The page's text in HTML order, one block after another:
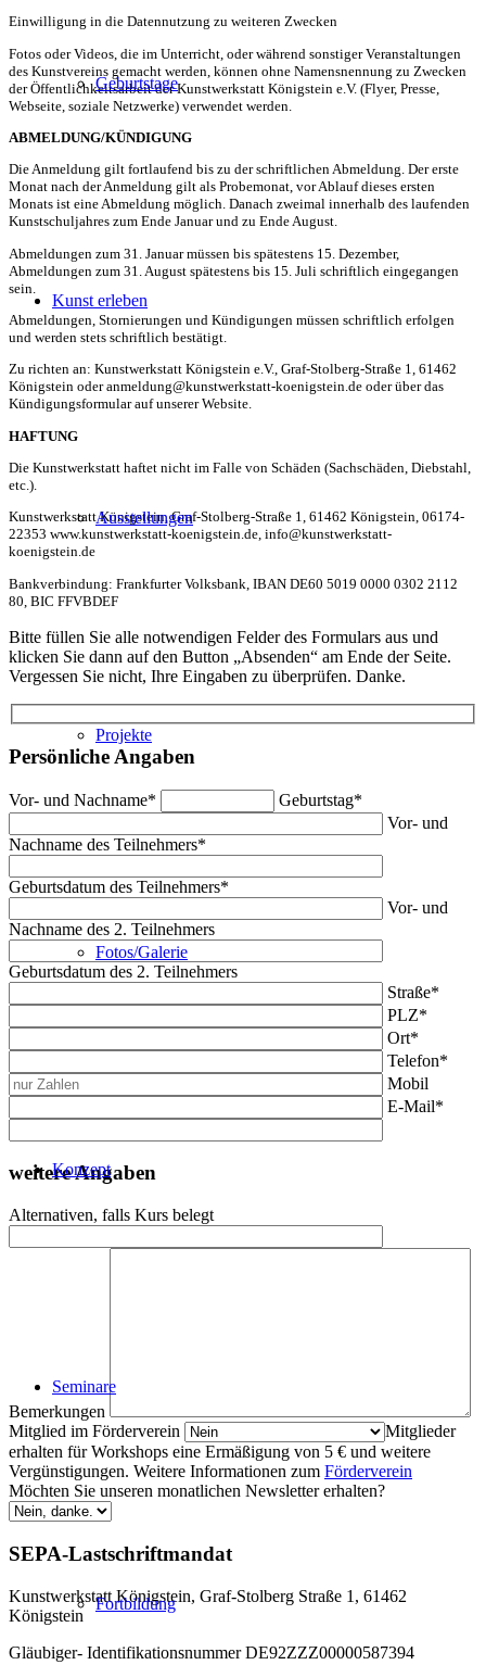
Geburtstage
Kunst erleben
Ausstellungen
Projekte
Fotos/Galerie
Konzept
Seminare
Fortbildung
Einwilligung in die Datennutzung zu weiteren Zwecken
Fotos oder Videos, die im Unterricht, oder während sonstiger Veranstaltungen
des Kunstvereins gemacht werden, können ohne Namensnennung zu Zwecken
der Öffentlichkeitsarbeit der Kunstwerkstatt Königstein e.V. (Flyer, Presse,
Webseite, soziale Netzwerke) verwendet werden.
ABMELDUNG/KÜNDIGUNG
Die Anmeldung gilt fortlaufend bis zu der schriftlichen Abmeldung. Der erste
Monat nach der Anmeldung gilt als Probemonat, vor Ablauf dieses ersten
Monats ist eine Abmeldung möglich. Danach zweimal innerhalb des laufenden
Kunstschuljahres zum Ende Januar und zu Ende August.
Abmeldungen zum 31. Januar müssen bis spätestens 15. Dezember,
Abmeldungen zum 31. August spätestens bis 15. Juli schriftlich eingegangen
sein.
Abmeldungen, Stornierungen und Kündigungen müssen schriftlich erfolgen
und werden stets schriftlich bestätigt.
Zu richten an: Kunstwerkstatt Königstein e.V., Graf-Stolberg-Straße 1, 61462
Königstein oder anmeldung@kunstwerkstatt-koenigstein.de oder über das
Kündigungsformular auf unserer Website.
HAFTUNG
Die Kunstwerkstatt haftet nicht im Falle von Schäden (Sachschäden, Diebstahl,
etc.).
Kunstwerkstatt Königstein, Graf-Stolberg-Straße 1, 61462 Königstein, 06174-
22353 www.kunstwerkstatt-koenigstein.de, info@kunstwerkstatt-
koenigstein.de
Bankverbindung: Frankfurter Volksbank, IBAN DE60 5019 0000 0302 2112
80, BIC FFVBDEF
Bitte füllen Sie alle notwendigen Felder des Formulars aus und
klicken Sie dann auf den Button „Absenden“ am Ende der Seite.
Vergessen Sie nicht, Ihre Eingaben zu überprüfen. Danke.
Persönliche Angaben
Vor- und Nachname*
Geburtstag*
Vor- und
Nachname des Teilnehmers*
Geburtsdatum des Teilnehmers*
Vor- und
Nachname des 2. Teilnehmers
Geburtsdatum des 2. Teilnehmers
Straße*
PLZ*
Ort*
Telefon*
Mobil
E-Mail*
weitere Angaben
Alternativen, falls Kurs belegt
Bemerkungen
Mitglied im Förderverein
Mitglieder
erhalten für Workshops eine Ermäßigung von 5 € und weitere
Vergünstigungen. Weitere Informationen zum Förderverein
Möchten Sie unseren monatlichen Newsletter erhalten?
SEPA-Lastschriftmandat
Kunstwerkstatt Königstein, Graf-Stolberg Straße 1, 61462
Königstein
Gläubiger- Identifikationsnummer DE92ZZZ00000587394